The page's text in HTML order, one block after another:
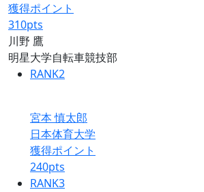
獲得ポイント
310pts
川野 鷹
明星大学自転車競技部
RANK2
宮本 慎太郎
日本体育大学
獲得ポイント
240pts
RANK3